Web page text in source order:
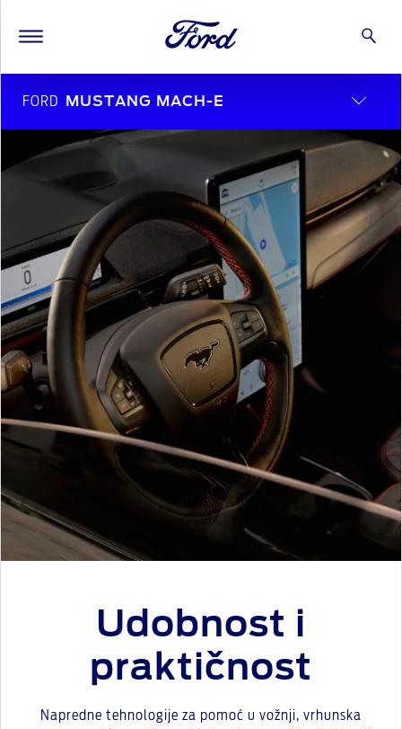
FORD MUSTANG MACH-E
Udobnost i
praktičnost
Napredne tehnologije za pomoć u vožnji, vrhunska